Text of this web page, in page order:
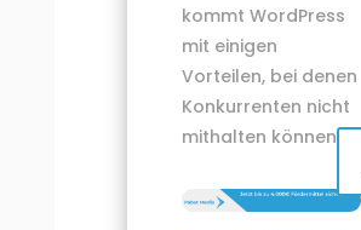
kommt WordPress
mit einigen
Vorteilen, bei denen
Konkurrenten nicht
mithalten können.